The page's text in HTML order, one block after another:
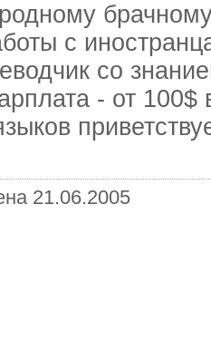
брачному
с
со
- от
21.06.2005